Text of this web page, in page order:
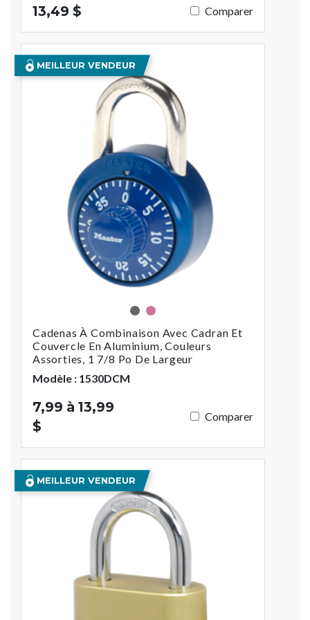
13,49 $ Comparer
MEILLEUR VENDEUR
Assorties
Rose
Cadenas À Combinaison Avec Cadran Et
Couvercle En Aluminium, Couleurs
Assorties, 1 7/8 Po De Largeur
Modèle : 1530DCM
7,99 à 13,99
$
Comparer
MEILLEUR VENDEUR